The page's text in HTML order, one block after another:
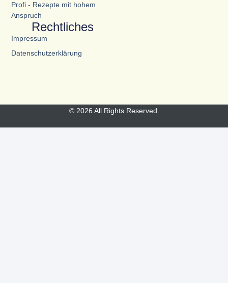
Profi - Rezepte mit hohem
Anspruch
Rechtliches
Impressum
Datenschutzerklärung
© 2026 All Rights Reserved.